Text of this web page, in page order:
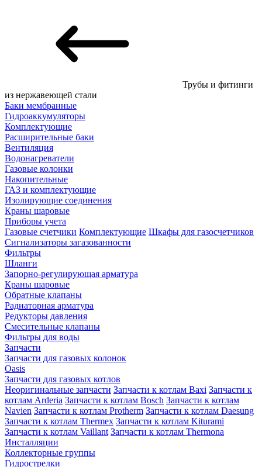
Трубы и фитинги
из нержавеющей стали
Баки мембранные
Гидроаккумуляторы
Комплектующие
Расширительные баки
Вентиляция
Водонагреватели
Газовые колонки
Накопительные
ГАЗ и комплектующие
Изолирующие соединения
Краны шаровые
Приборы учета
Газовые счетчики Комплектующие Шкафы для газосчетчиков
Сигнализаторы загазованности
Фильтры
Шланги
Запорно-регулирующая арматура
Краны шаровые
Обратные клапаны
Радиаторная арматура
Редукторы давления
Смесительные клапаны
Фильтры для воды
Запчасти
Запчасти для газовых колонок
Oasis
Запчасти для газовых котлов
Неоригинальные запчасти Запчасти к котлам Baxi Запчасти к
котлам Arderia Запчасти к котлам Bosch Запчасти к котлам
Navien Запчасти к котлам Protherm Запчасти к котлам Daesung
Запчасти к котлам Thermex Запчасти к котлам Kiturami
Запчасти к котлам Vaillant Запчасти к котлам Thermona
Инсталляции
Коллекторные группы
Гидрострелки